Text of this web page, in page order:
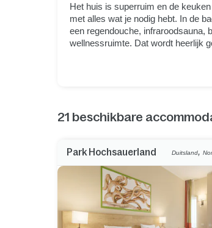
Het huis is superruim en de
met alles wat je nodig hebt. In de
een regendouche, infraroodsauna,
wellnessruimte. Dat wordt heerlijk
21 beschikbare
Park Hochsauerland Duitsland,